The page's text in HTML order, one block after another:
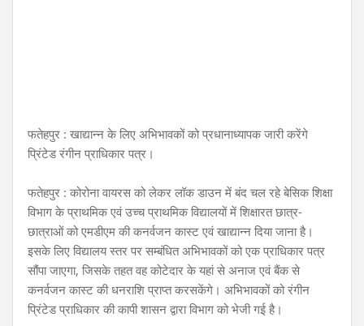
फतेहपुर : खाद्यान्न के लिए अभिभावकों को प्रधानाध्यापक जारी करेंगे
प्रिंटेड रंगीन प्राधिकार पत्र।
फतेहपुर : कोरोना वायरस को लेकर लॉक डाउन में बंद चल रहे बेसिक शिक्षा
विभाग के प्राथमिक एवं उच्च प्राथमिक विद्यालयों में शिक्षारत छात्र-
छात्राओं को एमडीएम की कनर्वजन कास्ट एवं खाद्यान्न दिया जाना है।
इसके लिए विद्यालय स्तर पर सम्बंधित अभिभावकों को एक प्राधिकार पत्र
सौंपा जाएगा, जिसके तहत वह कोटेदार के यहां से अनाज एवं बैंक से
कनर्वजन कास्ट की धनराशि प्राप्त करसकेंगे। अभिभावकों को रंगीन
प्रिंटेड प्राधिकार की कापी शासन द्वारा विभाग को भेजी गई है।